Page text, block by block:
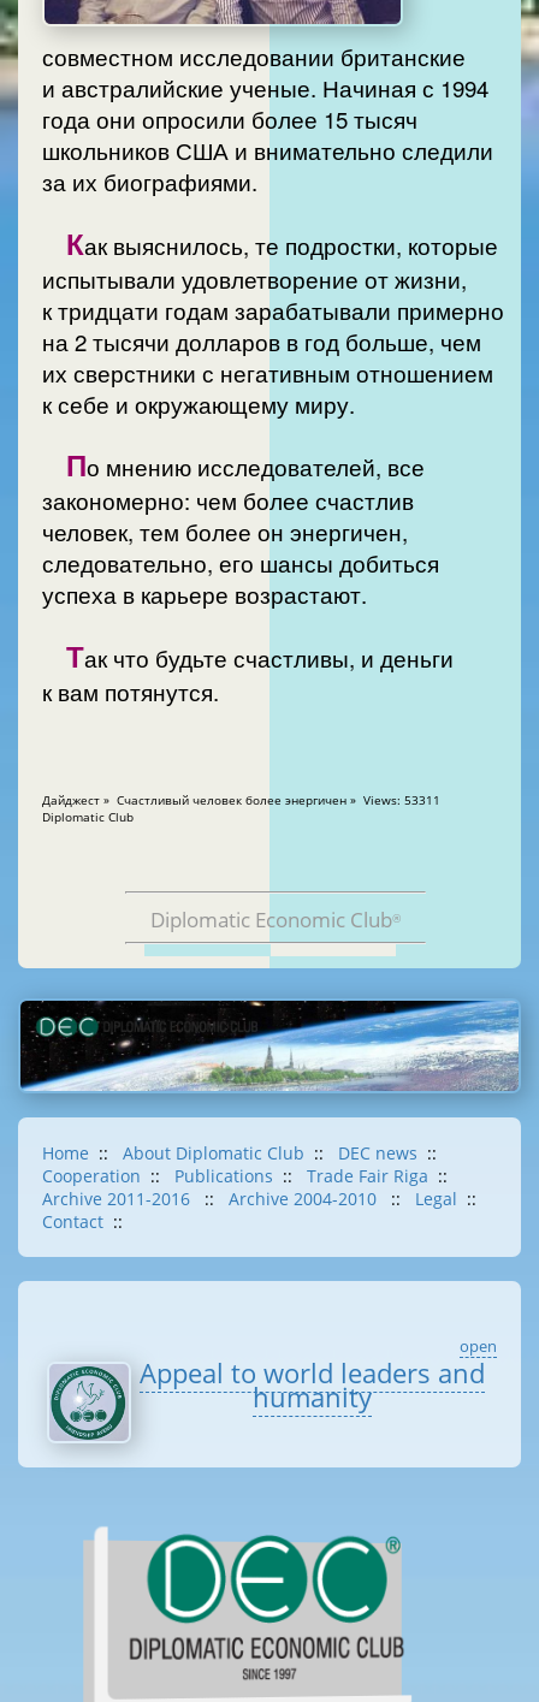
совместном исследовании британские
и австралийские ученые. Начиная с 1994
года они опросили более 15 тысяч
школьников США и внимательно следили
за их биографиями.
Как выяснилось, те подростки, которые
испытывали удовлетворение от жизни,
к тридцати годам зарабатывали примерно
на 2 тысячи долларов в год больше, чем
их сверстники с негативным отношением
к себе и окружающему миру.
По мнению исследователей, все
закономерно: чем более счастлив
человек, тем более он энергичен,
следовательно, его шансы добиться
успеха в карьере возрастают.
Так что будьте счастливы, и деньги
к вам потянутся.
Дайджест » Счастливый человек более энергичен » Views: 53311
Diplomatic Club
Diplomatic Economic Club®
Home :: About Diplomatic Club :: DEC news ::
Cooperation :: Publications :: Trade Fair Riga ::
Archive 2011-2016
:: Archive 2004-2010 :: Legal ::
Contact ::
open
Appeal to world leaders and
humanity